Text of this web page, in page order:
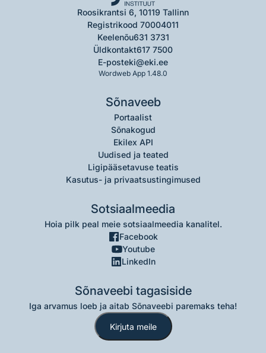
Roosikrantsi 6, 10119 Tallinn
Registrikood 70004011
Keelenõu631 3731
Üldkontakt617 7500
E-posteki@eki.ee
Wordweb App 1.48.0
Sõnaveeb
Portaalist
Sõnakogud
Ekilex API
Uudised ja teated
Ligipääsetavuse teatis
Kasutus- ja privaatsustingimused
Sotsiaalmeedia
Hoia pilk peal meie sotsiaalmeedia kanalitel.
Facebook
Youtube
LinkedIn
Sõnaveebi tagasiside
Iga arvamus loeb ja aitab Sõnaveebi paremaks teha!
Kirjuta meile